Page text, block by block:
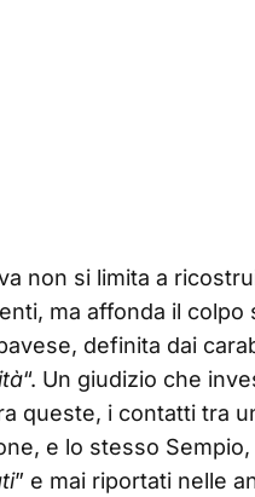
non si limita a
ma affonda il colpo
definita dai
“. Un giudizio che
queste, i contatti tra
e lo stesso
” e mai riportati nelle